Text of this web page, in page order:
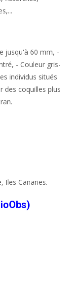
jusqu'à 60 mm, -
- Couleur gris-
individus situés
des coquilles plus
Iles Canaries.